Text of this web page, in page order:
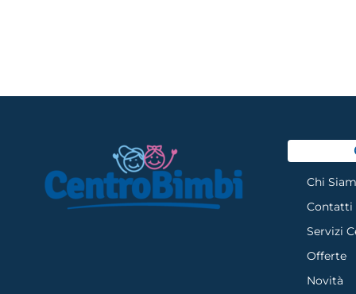
Chi
Contatti
Servizi
Offerte
Novità